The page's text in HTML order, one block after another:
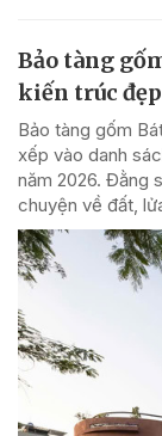
Bảo tàng
kiến trúc
Bảo tàng gốm
xếp vào danh
năm 2026. Đằng
chuyện về đất,